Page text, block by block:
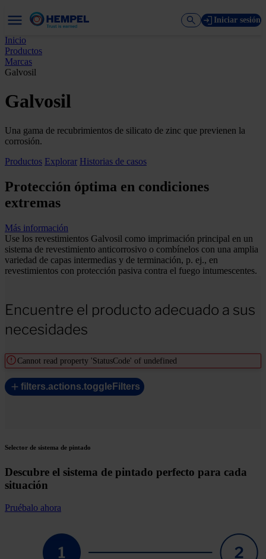
Iniciar sesión
Inicio
Productos
Marcas
Galvosil
Galvosil
Una gama de recubrimientos de silicato de zinc que previenen la
corrosión.
Productos Explorar Historias de casos
Protección óptima en condiciones
extremas
Más información
Use los revestimientos Galvosil como imprimación principal en un
sistema de revestimiento anticorrosivo o combínelos con una amplia
variedad de capas intermedias y de terminación, p. ej., en
revestimientos con protección pasiva contra el fuego intumescentes.
Encuentre el producto adecuado a sus
necesidades
Cannot read property 'StatusCode' of undefined
filters.actions.toggleFilters
Selector de sistema de pintado
Descubre el sistema de pintado perfecto para cada
situación
Pruébalo ahora